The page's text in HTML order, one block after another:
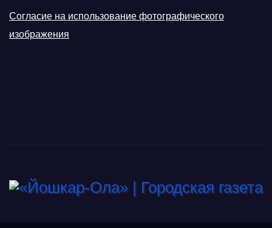
Согласие на использование фотографического
изображения